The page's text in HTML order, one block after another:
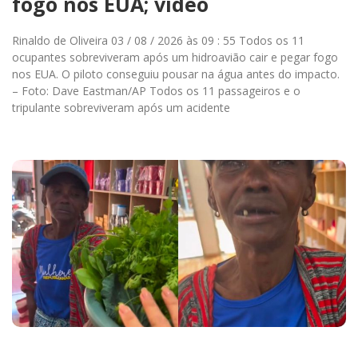
Rinaldo de Oliveira 03 / 08 / 2026 às 09 : 55 Todos os 11
ocupantes sobreviveram após um hidroavião cair e pegar fogo
nos EUA. O piloto conseguiu pousar na água antes do impacto.
– Foto: Dave Eastman/AP Todos os 11 passageiros e o
tripulante sobreviveram após um acidente